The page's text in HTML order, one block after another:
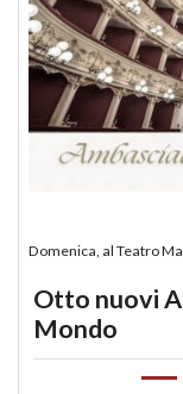
Domenica, al Teatro
Otto nuovi
Mondo